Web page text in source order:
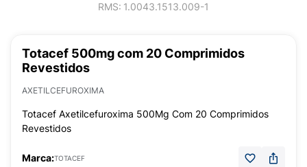
RMS: 1.0043.1513.009-1
Totacef 500mg com 20 Comprimidos
Revestidos
AXETILCEFUROXIMA
Totacef Axetilcefuroxima 500Mg Com 20 Comprimidos
Revestidos
Marca:TOTACEF